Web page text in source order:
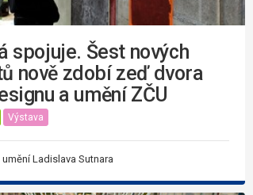
spojuje. Šest nových
nově zdobí zeď dvora
a umění ZČU
Výstava
Ladislava Sutnara